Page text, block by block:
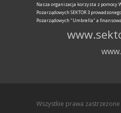
Nasza organizacja korzysta z pomocy
Pozarządowych SEKTOR 3
Pozarządowych "Umbrella" a
Wszystkie prawa